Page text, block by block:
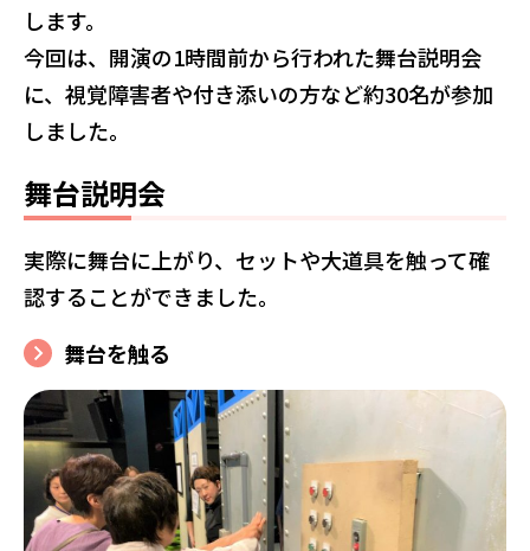
します。
今回は、開演の1時間前から行われた舞台説明会
に、視覚障害者や付き添いの方など約30名が参加
しました。
舞台説明会
実際に舞台に上がり、セットや大道具を触って確
認することができました。
舞台を触る